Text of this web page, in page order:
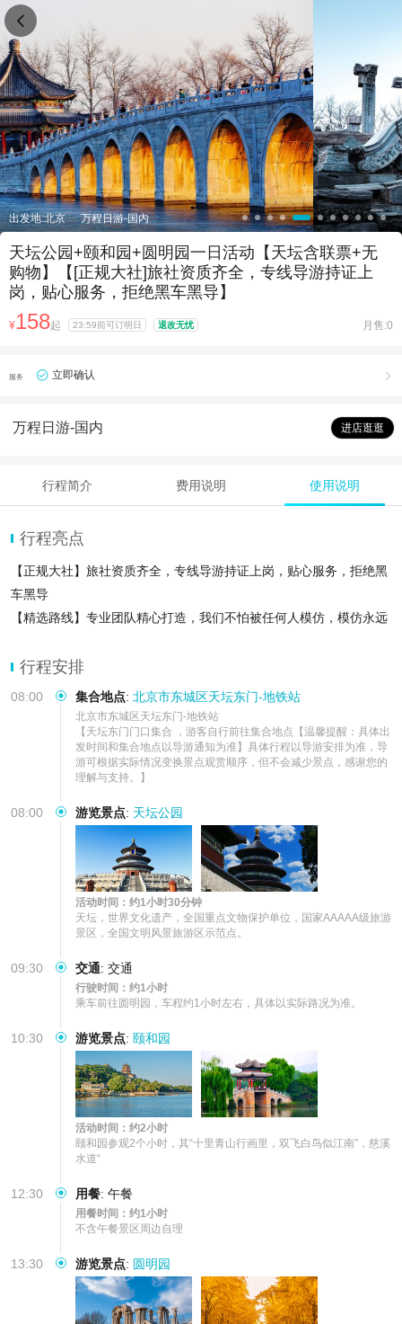
出发地:北京 万程日游-国内
天坛公园+颐和园+圆明园一日活动【天坛含联票+无
购物】【[正规大社]旅社资质齐全，专线导游持证上
岗，贴心服务，拒绝黑车黑导】
¥158起 23:59前可订明日 退改无忧 月售:0
服务 立即确认 
万程日游-国内 进店逛逛
行程简介 费用说明 使用说明
行程亮点
【正规大社】旅社资质齐全，专线导游持证上岗，贴心服务，拒绝黑
车黑导
【精选路线】专业团队精心打造，我们不怕被任何人模仿，模仿永远
【品质服务】全程团，质量保证，低价回馈，不因价格低降低质
行程安排
08:00 集合地点: 北京市东城区天坛东门-地铁站
北京市东城区天坛东门-地铁站
【天坛东门门口集合 ，游客自行前往集合地点【温馨提醒：具体出
发时间和集合地点以导游通知为准】具体行程以导游安排为准，导
游可根据实际情况变换景点观赏顺序，但不会减少景点，感谢您的
理解与支持。】
08:00 游览景点: 天坛公园
活动时间：约1小时30分钟
天坛，世界文化遗产，全国重点文物保护单位，国家AAAAA级旅游
景区，全国文明风景旅游区示范点。
09:30 交通: 交通
行驶时间：约1小时
乘车前往圆明园，车程约1小时左右，具体以实际路况为准。
10:30 游览景点: 颐和园
活动时间：约2小时
颐和园参观2个小时，其“十里青山行画里，双飞白鸟似江南”，慈溪
水道“
12:30 用餐: 午餐
用餐时间：约1小时
不含午餐景区周边自理
13:30 游览景点: 圆明园
